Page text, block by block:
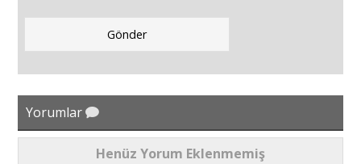
Yorumlar
Henüz Yorum Eklenmemiş